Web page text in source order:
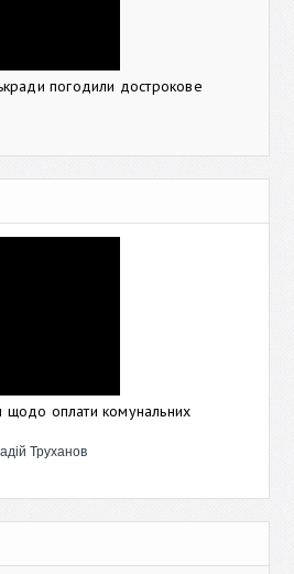
погодили дострокове
оплати комунальних
Труханов